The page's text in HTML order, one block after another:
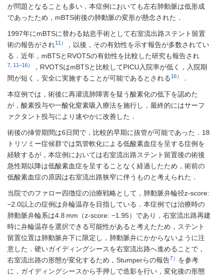
が問題となることも多い．本症例においても左右肺動脈は低形成
であったため，mBTS術後の肺動脈の変形が懸念された．
1997年にmBTSに替わる姑息手術として右室流出路ステント留置
術の報告がされ11）
，以後，その有効性を示す報告が多数されてい
る．近年，mBTSとRVOTSの有効性を比較した研究も報告され
7, 11–16）
，RVOTSはmBTSと比較してPICU入院率が低く，入院期
間が短く，安全に実施することが可能であるとされる 16） ．
本症例では，術後に再灌流肺障害を疑う酸素化の低下を認めた
が，酸素投与や一酸化窒素吸入療法を施行し，最終的にはサーフ
ァクタント投与により速やかに改善した．
術後の挿管期間は6日間で，比較的早期に抜管が可能であった．18
トリソミー症候群では気管軟化による低酸素血症を呈する症例を
経験するが，本症例においては右室流出路ステント留置後の術後
急性期以降は低酸素血症を呈することなく経過したため，術前の
低酸素血症の原因は右室流出路狭窄に伴うものと考えられた．
当院でのファロー四徴症の治療戦略として，肺動脈弁輪径z-score:
−2.0以上の症例は弁輪温存を目指している．本症例では治療時の
肺動脈弁輪系は4.8 mm（z-score: −1.95）であり，右室流出路再建
時に弁輪温存を選択できる可能性があると考えたため，ステント
留置位置は肺動脈弁下に限定し，肺動脈弁にかからないように注
意した．硬いガイディングシースを右室流出路へ進めることで，
右室流出路の形態が変化するため，Stumperらの報告7） を参考
に，ガイディングシースから手押しで造影を行い，変化後の形態